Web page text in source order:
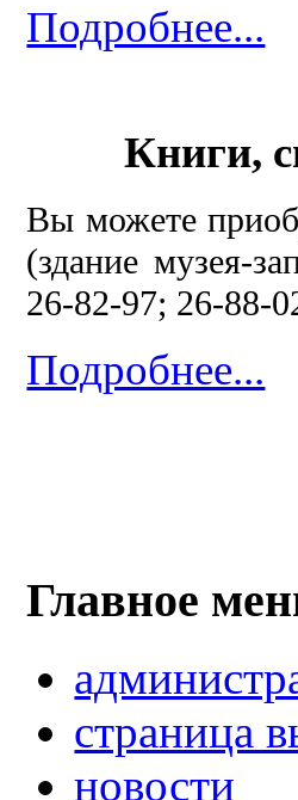
Подробнее...
Книги,
Вы можете
(здание музея-
26-82-97; 26-88-
Подробнее...
Главное
страница
новости